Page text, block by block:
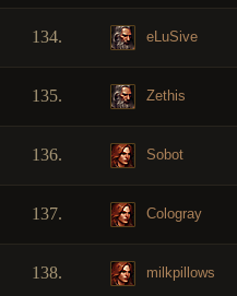
134. eLuSive
135. Zethis
136. Sobot
137. Cologray
138. milkpillows